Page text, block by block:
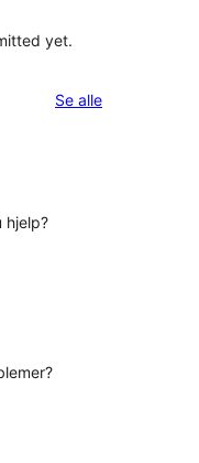
yet.
Se alleomtalene
hjelp?